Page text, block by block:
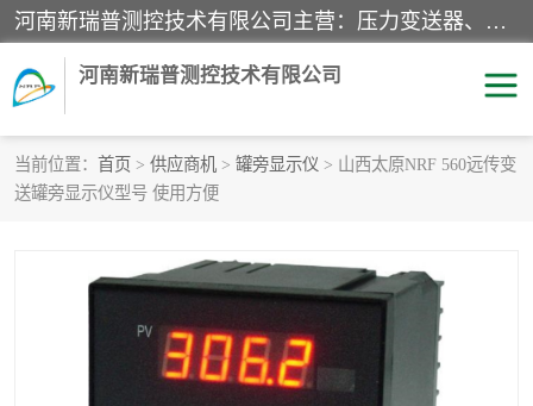
河南新瑞普测控技术有限公司主营：压力变送器、液位变送器、差压变送器、雷达料位计、电容物位计、温度显示控制仪表、电量变送器、流量计、工业自动化系统成套设备。
河南新瑞普测控技术有限公司
当前位置： 首页 > 供应商机 > 罐旁显示仪 > 山西太原NRF 560远传变
送罐旁显示仪型号 使用方便
霍尼韦尔压力变送器
1151/3351产品分类 精巧型压力变送器
标准型工业压力变送器 罐旁显示仪